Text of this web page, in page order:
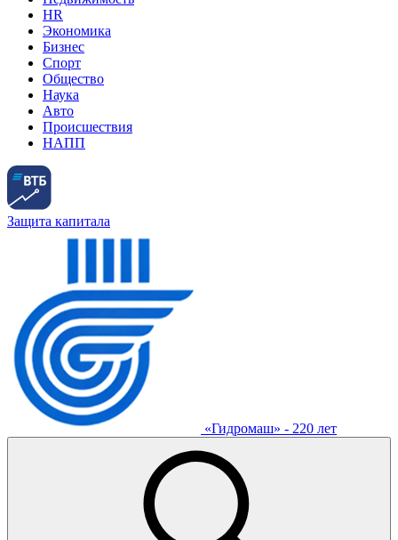
HR
Экономика
Бизнес
Спорт
Общество
Наука
Авто
Происшествия
НАПП
Защита капитала
«Гидромаш» - 220 лет